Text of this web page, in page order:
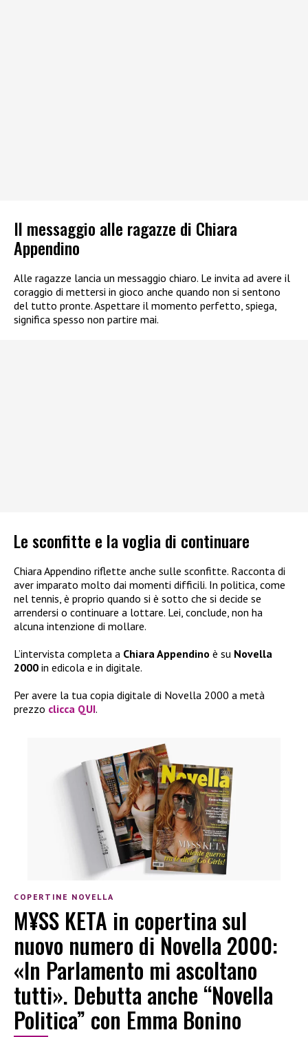
Il messaggio alle ragazze di Chiara
Appendino
Alle ragazze lancia un messaggio chiaro. Le invita ad avere il
coraggio di mettersi in gioco anche quando non si sentono
del tutto pronte. Aspettare il momento perfetto, spiega,
significa spesso non partire mai.
Le sconfitte e la voglia di continuare
Chiara Appendino riflette anche sulle sconfitte. Racconta di
aver imparato molto dai momenti difficili. In politica, come
nel tennis, è proprio quando si è sotto che si decide se
arrendersi o continuare a lottare. Lei, conclude, non ha
alcuna intenzione di mollare.
L’intervista completa a Chiara Appendino è su Novella
2000 in edicola e in digitale.
Per avere la tua copia digitale di Novella 2000 a metà
prezzo clicca QUI.
COPERTINE NOVELLA
M¥SS KETA in copertina sul
nuovo numero di Novella 2000:
«In Parlamento mi ascoltano
tutti». Debutta anche “Novella
Politica” con Emma Bonino